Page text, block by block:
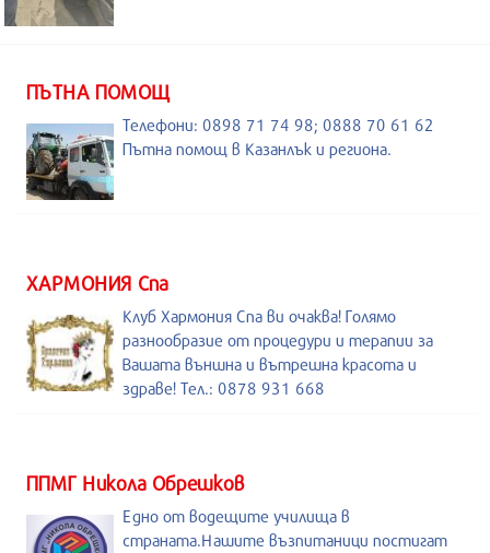
ПЪТНА ПОМОЩ
Телефони: 0898 71 74 98; 0888 70 61 62
Пътна помощ в Казанлък и региона.
ХАРМОНИЯ Спа
Клуб Хармония Спа ви очаква! Голямо
разнообразие от процедури и терапии за
Вашата външна и вътрешна красота и
здраве! Тел.: 0878 931 668
ППМГ Никола Обрешков
Едно от водещите училища в
страната.Нашите възпитаници постигат